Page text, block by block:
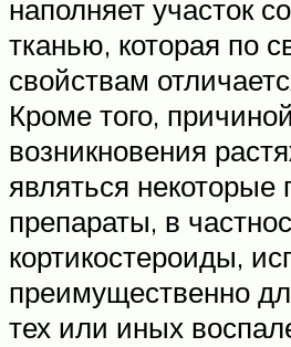
наполняет участок
тканью, которая по
свойствам
Кроме того, причиной
возникновения
являться некоторые
препараты, в
кортикостероиды,
преимущественно
тех или иных